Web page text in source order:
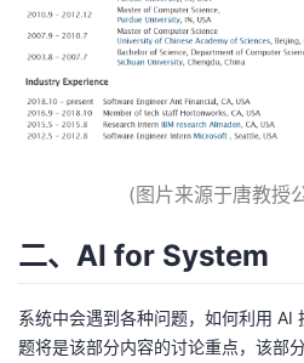
(图片来源于唐教授
二、AI for System
系统中会遇到各种问题，如何利用 AI
题将是该部分内容的讨论重点，该部